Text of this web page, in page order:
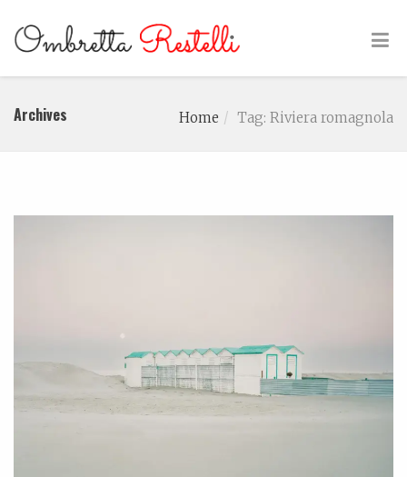
Archives Home Tag: Riviera romagnola